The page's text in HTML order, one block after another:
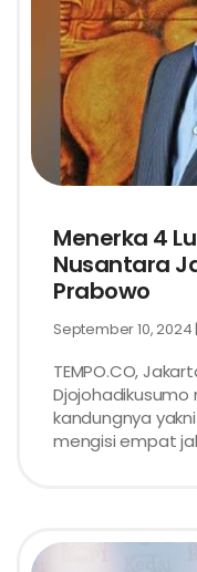
Menerka 4
Nusantara
Prabowo
September 10, 2024
TEMPO.CO,
kandungnya
mengisi empat